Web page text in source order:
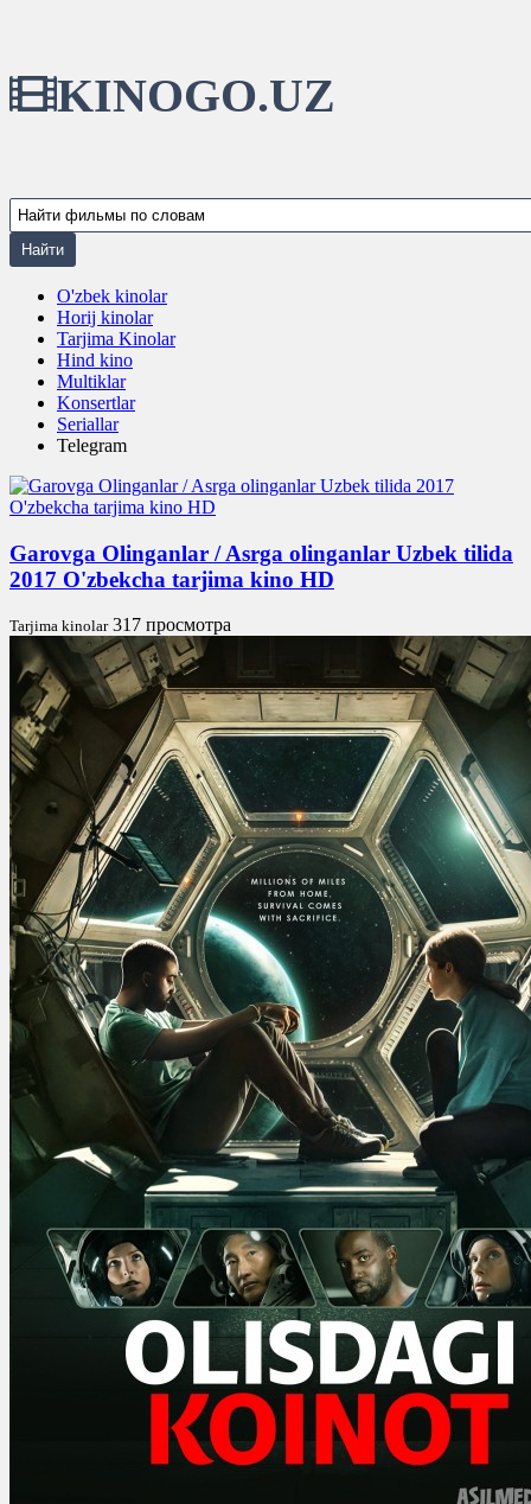
KINOGO.UZ
O'zbek kinolar
Horij kinolar
Tarjima Kinolar
Hind kino
Multiklar
Konsertlar
Seriallar
Telegram
Garovga Olinganlar / Asrga olinganlar Uzbek tilida
2017 O'zbekcha tarjima kino HD
Tarjima kinolar 317 просмотра